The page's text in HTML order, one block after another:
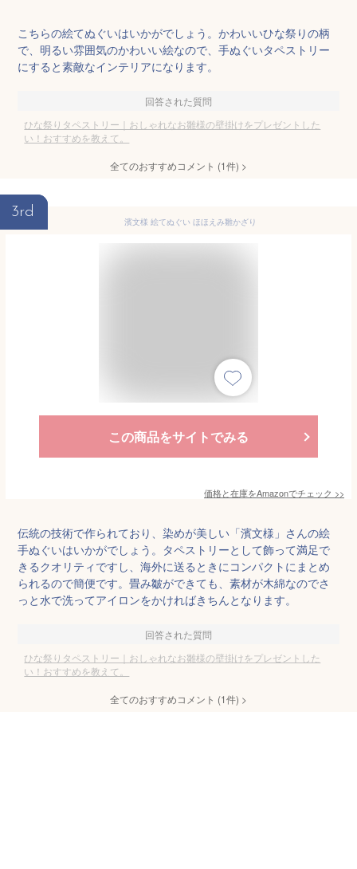
こちらの絵てぬぐいはいかがでしょう。かわいいひな祭りの柄
で、明るい雰囲気のかわいい絵なので、手ぬぐいタペストリー
にすると素敵なインテリアになります。
回答された質問
ひな祭りタペストリー｜おしゃれなお雛様の壁掛けをプレゼントした
い！おすすめを教えて。
全てのおすすめコメント (1件) >
3rd
濱文様 絵てぬぐい ほほえみ雛かざり
この商品をサイトでみる
価格と在庫をAmazonでチェック >>
伝統の技術で作られており、染めが美しい「濱文様」さんの絵
手ぬぐいはいかがでしょう。タペストリーとして飾って満足で
きるクオリティですし、海外に送るときにコンパクトにまとめ
られるので簡便です。畳み皺ができても、素材が木綿なのでさ
っと水で洗ってアイロンをかければきちんとなります。
回答された質問
ひな祭りタペストリー｜おしゃれなお雛様の壁掛けをプレゼントした
い！おすすめを教えて。
全てのおすすめコメント (1件) >